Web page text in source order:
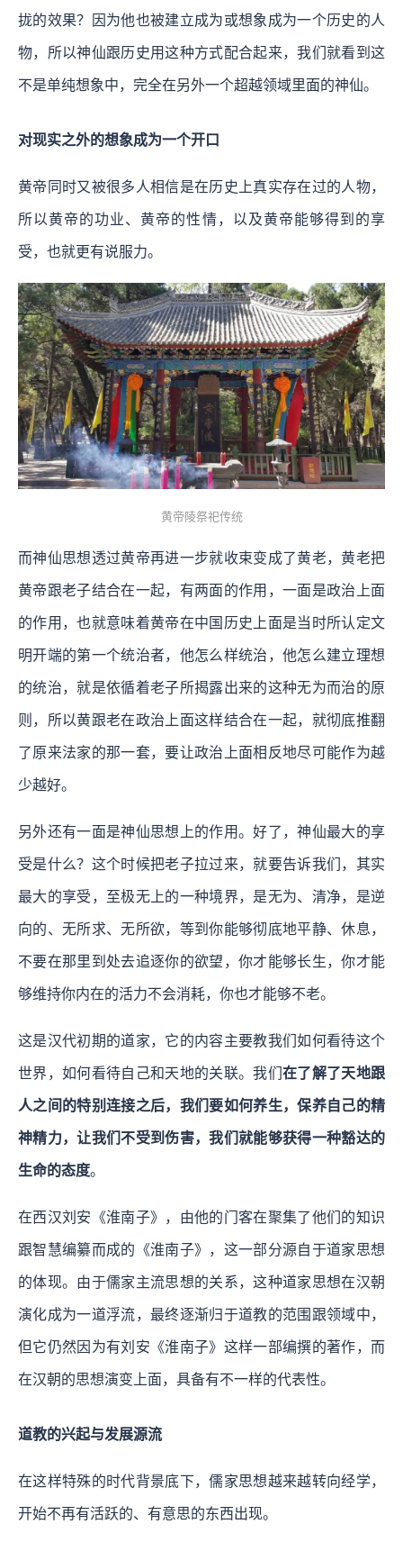
拢的效果？因为他也被建立成为或想象成为一个历史的人
物，所以神仙跟历史用这种方式配合起来，我们就看到这
不是单纯想象中，完全在另外一个超越领域里面的神仙。
对现实之外的想象成为一个开口
黄帝同时又被很多人相信是在历史上真实存在过的人物，
所以黄帝的功业、黄帝的性情，以及黄帝能够得到的享
受，也就更有说服力。
黄帝陵祭祀传统
而神仙思想透过黄帝再进一步就收束变成了黄老，黄老把
黄帝跟老子结合在一起，有两面的作用，一面是政治上面
的作用，也就意味着黄帝在中国历史上面是当时所认定文
明开端的第一个统治者，他怎么样统治，他怎么建立理想
的统治，就是依循着老子所揭露出来的这种无为而治的原
则，所以黄跟老在政治上面这样结合在一起，就彻底推翻
了原来法家的那一套，要让政治上面相反地尽可能作为越
少越好。
另外还有一面是神仙思想上的作用。好了，神仙最大的享
受是什么？这个时候把老子拉过来，就要告诉我们，其实
最大的享受，至极无上的一种境界，是无为、清净，是逆
向的、无所求、无所欲，等到你能够彻底地平静、休息，
不要在那里到处去追逐你的欲望，你才能够长生，你才能
够维持你内在的活力不会消耗，你也才能够不老。
这是汉代初期的道家，它的内容主要教我们如何看待这个
世界，如何看待自己和天地的关联。我们 在了解了天地跟
人之间的特别连接之后，我们要如何养生，保养自己的精
神精力，让我们不受到伤害，我们就能够获得一种豁达的
生命的态度。
在西汉刘安《淮南子》，由他的门客在聚集了他们的知识
跟智慧编纂而成的《淮南子》，这一部分源自于道家思想
的体现。由于儒家主流思想的关系，这种道家思想在汉朝
演化成为一道浮流，最终逐渐归于道教的范围跟领域中，
但它仍然因为有刘安《淮南子》这样一部编撰的著作，而
在汉朝的思想演变上面，具备有不一样的代表性。
道教的兴起与发展源流
在这样特殊的时代背景底下，儒家思想越来越转向经学，
开始不再有活跃的、有意思的东西出现。